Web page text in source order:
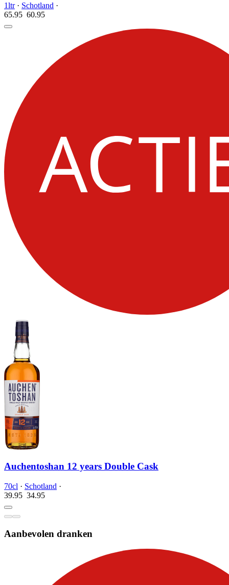
1ltr· Schotland ·
65.95 60.95
Auchentoshan 12 years Double Cask
70cl · Schotland ·
39.95 34.95
Aanbevolen dranken